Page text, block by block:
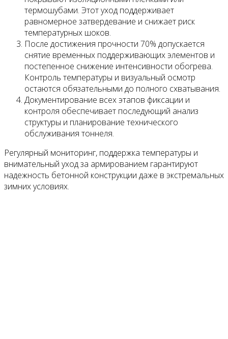
термошубами. Этот уход поддерживает
равномерное затвердевание и снижает риск
температурных шоков.
После достижения прочности 70% допускается
снятие временных поддерживающих элементов и
постепенное снижение интенсивности обогрева.
Контроль температуры и визуальный осмотр
остаются обязательными до полного схватывания.
Документирование всех этапов фиксации и
контроля обеспечивает последующий анализ
структуры и планирование технического
обслуживания тоннеля.
Регулярный мониторинг, поддержка температуры и
внимательный уход за армированием гарантируют
надежность бетонной конструкции даже в экстремальных
зимних условиях.